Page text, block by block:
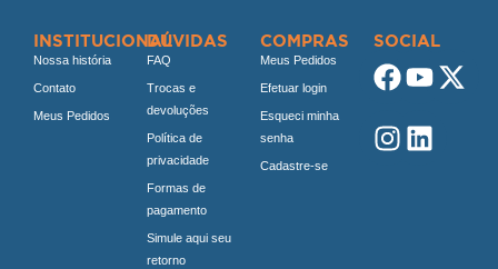
INSTITUCIONAL
Nossa história
Contato
Meus Pedidos
DÚVIDAS
FAQ
Trocas e
devoluções
Política de
privacidade
Formas de
pagamento
Simule aqui seu
retorno
COMPRAS
Meus Pedidos
Efetuar login
Esqueci minha
senha
Cadastre-se
SOCIAL